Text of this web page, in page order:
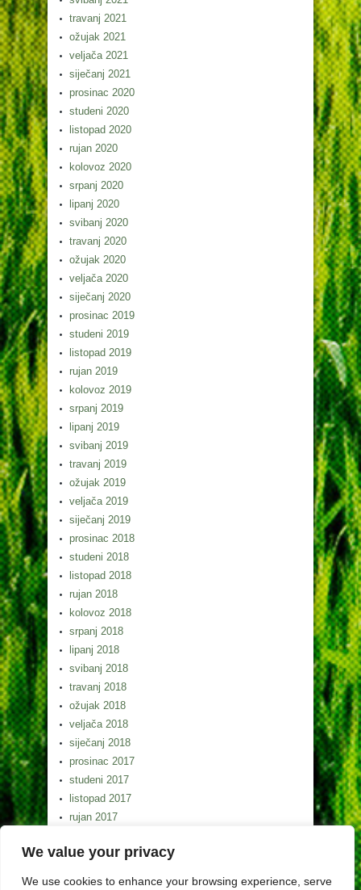
We value your privacy
We use cookies to enhance your browsing experience, serve
travanj 2021
ožujak 2021
veljača 2021
siječanj 2021
prosinac 2020
studeni 2020
listopad 2020
rujan 2020
kolovoz 2020
srpanj 2020
lipanj 2020
svibanj 2020
travanj 2020
ožujak 2020
veljača 2020
siječanj 2020
prosinac 2019
studeni 2019
listopad 2019
rujan 2019
kolovoz 2019
srpanj 2019
lipanj 2019
svibanj 2019
travanj 2019
ožujak 2019
veljača 2019
siječanj 2019
prosinac 2018
studeni 2018
listopad 2018
rujan 2018
kolovoz 2018
srpanj 2018
lipanj 2018
svibanj 2018
travanj 2018
ožujak 2018
veljača 2018
siječanj 2018
prosinac 2017
studeni 2017
listopad 2017
rujan 2017
srpanj 2017